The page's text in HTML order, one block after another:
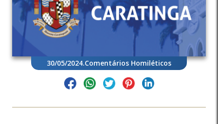
30/05/2024.Comentários Homiléticos